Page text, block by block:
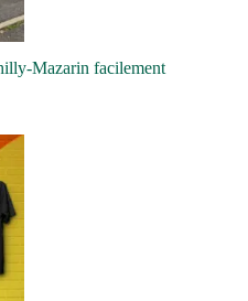
Mazarin facilement